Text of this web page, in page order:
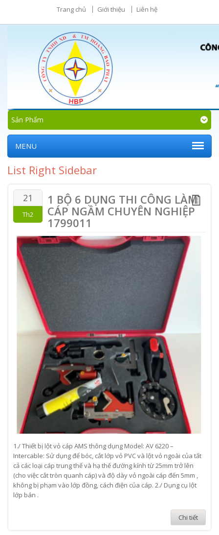
Trang chủ Giới thiệu Liên hệ
Sản Phẩm
MENU
List Right Sidebar
21
Th2
1 BỘ 6 DỤNG THI CÔNG LÀM
CÁP NGẦM CHUYÊN NGHIỆP
1799011
1./ Thiết bị lột vỏ cáp AMS thông dụng Model: AV 6220 –
Intercable: Sử dụng để bóc, cắt lớp vỏ PVC và lột vỏ ngoài của tất
cả các loại cáp trung thế và hạ thế đường kính từ 25mm trở lên
(cho việc cắt tròn quanh cáp) và độ dày vỏ ngoài cáp đến 5mm ,
không bị phạm vào lớp đồng, cách điện của cáp. 2./ Dụng cụ lột
lớp bán .
Chi tiết